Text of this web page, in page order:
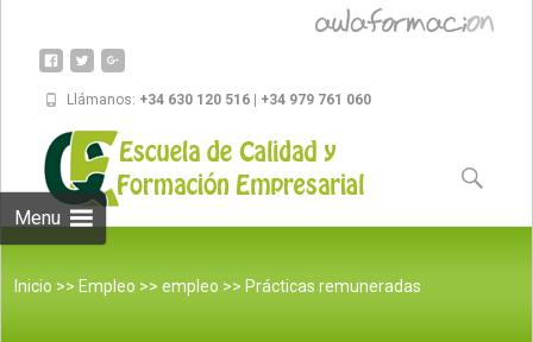
Llámanos: +34 630 120 516 | +34 979 761 060
Menu
content
Buscar:
Inicio >> Empleo >>empleo >> Prácticas remuneradas